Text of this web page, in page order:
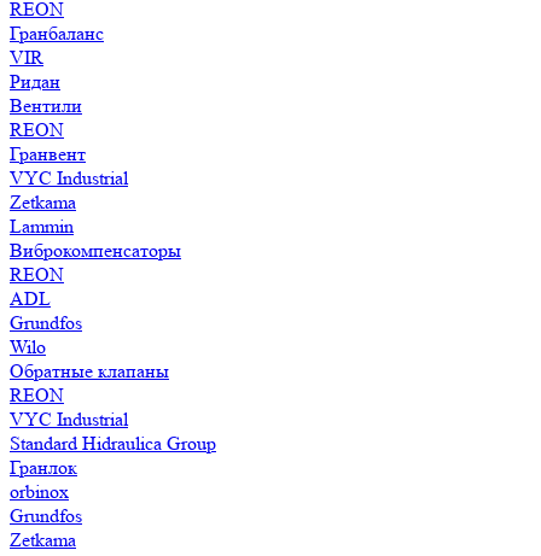
REON
Гранбаланс
VIR
Ридан
Вентили
REON
Гранвент
VYC Industrial
Zetkama
Lammin
Виброкомпенсаторы
REON
ADL
Grundfos
Wilo
Обратные клапаны
REON
VYC Industrial
Standard Hidraulica Group
Гранлок
orbinox
Grundfos
Zetkama